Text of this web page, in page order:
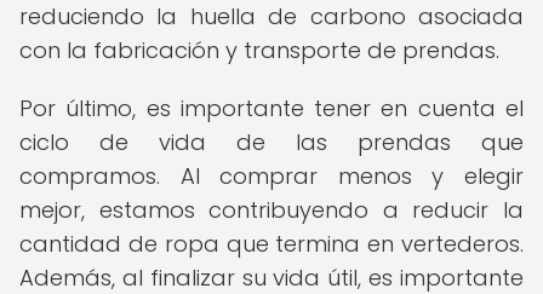
reduciendo la huella de carbono asociada
con la fabricación y transporte de prendas.
Por último, es importante tener en cuenta el
ciclo de vida de las prendas que
compramos. Al comprar menos y elegir
mejor, estamos contribuyendo a reducir la
cantidad de ropa que termina en vertederos.
Además, al finalizar su vida útil, es importante